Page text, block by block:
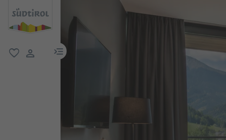
link menu